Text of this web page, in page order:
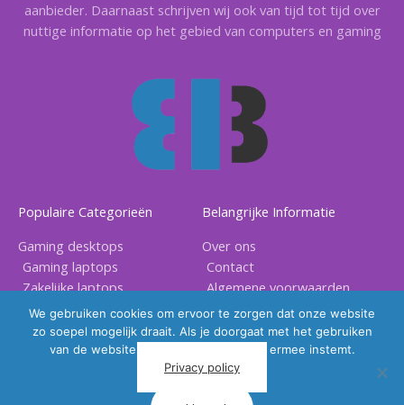
aanbieder. Daarnaast schrijven wij ook van tijd tot tijd over
nuttige informatie op het gebied van computers en gaming
Populaire Categorieën
Gaming desktops
Gaming laptops
Zakelijke laptops
Gaming accessoires
Belangrijke Informatie
Over ons
Contact
Algemene voorwaarden
Privacy voorwaarden
We gebruiken cookies om ervoor te zorgen dat onze website
zo soepel mogelijk draait. Als je doorgaat met het gebruiken
van de website, gaan we er vanuit dat ermee instemt.
Privacy policy